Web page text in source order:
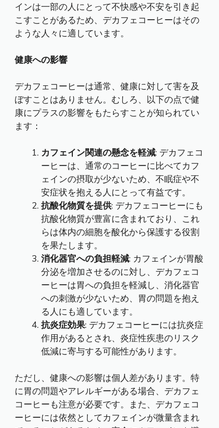
インは一部の人にとって不快感や不安を引き起
こすことがあるため、デカフェコーヒーはその
ような人々に適しています。
健康への影響
デカフェコーヒーは通常、健康に対して害を及
ぼすことはありません。むしろ、以下の点で健
康にプラスの影響をもたらすことが知られてい
ます：
カフェイン関連の懸念を軽減: デカフェコ
ーヒーは、通常のコーヒーに比べてカフ
ェインの摂取が少ないため、不眠症や不
安症状を抱える人にとって有益です。
抗酸化物質を提供: デカフェコーヒーにも
抗酸化物質が豊富に含まれており、これ
らは体内の細胞を酸化から保護する役割
を果たします。
消化器官への負担軽減: カフェインが胃酸
分泌を増加させるのに対し、デカフェコ
ーヒーは胃への負担を軽減し、消化器官
への刺激が少ないため、胃の問題を抱え
る人にも適しています。
抗炎症効果: デカフェコーヒーには抗炎症
作用があるとされ、炎症性疾患のリスク
低減に寄与する可能性があります。
ただし、健康への影響は個人差があります。特
に胃の問題やアレルギーがある場合、デカフェ
コーヒーも注意が必要です。また、デカフェコ
ーヒーには依然としてカフェインが微量含まれ